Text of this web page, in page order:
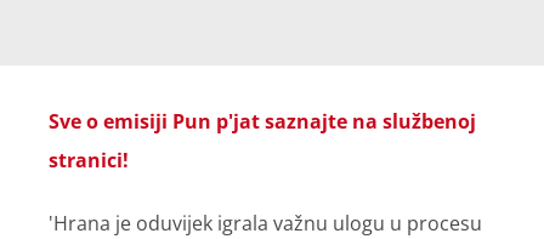
Sve o emisiji Pun p'jat saznajte na službenoj
stranici!
'Hrana je oduvijek igrala važnu ulogu u procesu